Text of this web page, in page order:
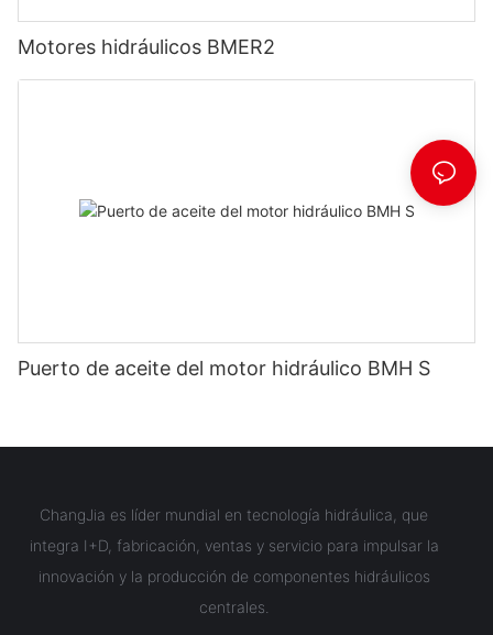
Motores hidráulicos BMER2
Puerto de aceite del motor hidráulico BMH S
ChangJia es líder mundial en tecnología hidráulica, que
integra I+D, fabricación, ventas y servicio para impulsar la
innovación y la producción de componentes hidráulicos
centrales.